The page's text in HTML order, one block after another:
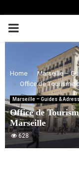
PRIMARY
Home
Marseille –
Office de Tourisme
Marseille – Guides &
Office de
Marseille
628